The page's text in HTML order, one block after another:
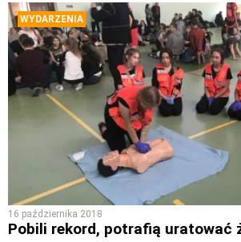
WYDARZENIA
16 października 2018
Pobili rekord, potrafią uratować